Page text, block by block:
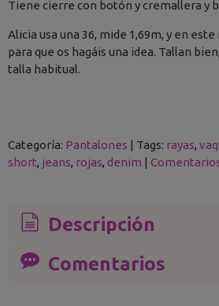
Tiene cierre con botón y cremallera y
Alicia usa una 36, mide 1,69m, y en
para que os hagáis una idea. Tallan
talla habitual.
Categoría: Pantalones | Tags: rayas
short jeans rojas denim |
Descripción
Comentarios